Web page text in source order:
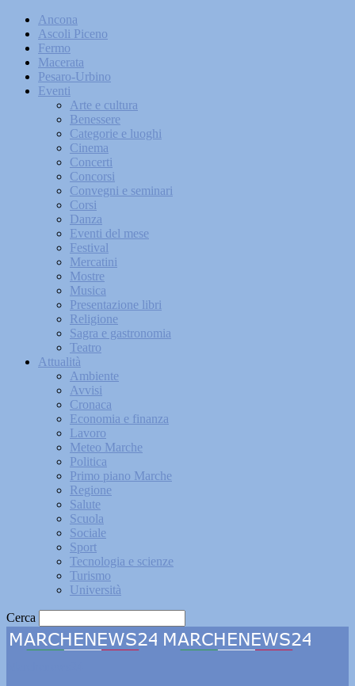
Ancona
Ascoli Piceno
Fermo
Macerata
Pesaro-Urbino
Eventi
Arte e cultura
Benessere
Categorie e luoghi
Cinema
Concerti
Concorsi
Convegni e seminari
Corsi
Danza
Eventi del mese
Festival
Mercatini
Mostre
Musica
Presentazione libri
Religione
Sagra e gastronomia
Teatro
Attualità
Ambiente
Avvisi
Cronaca
Economia e finanza
Lavoro
Meteo Marche
Politica
Primo piano Marche
Regione
Salute
Scuola
Sociale
Sport
Tecnologia e scienze
Turismo
Università
Cerca